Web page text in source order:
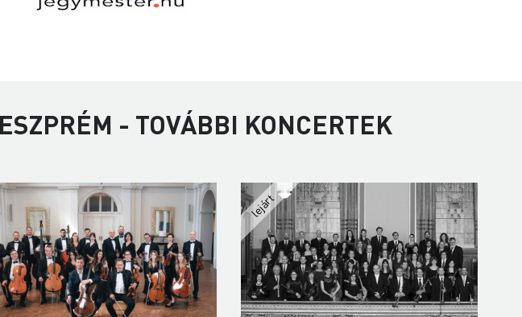
- TOVÁBBI KONCERTEK